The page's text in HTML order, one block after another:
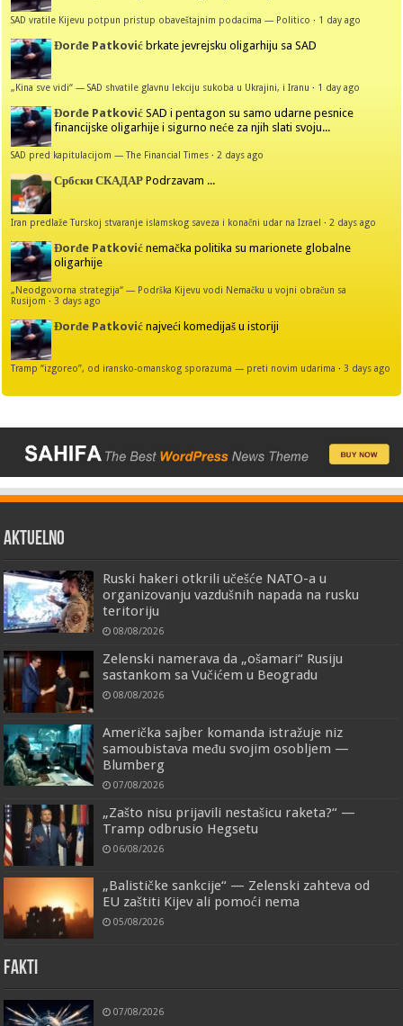
SAD vratile Kijevu potpun pristup obaveštajnim podacima — Politico · 1 day ago
Đorđe Patković brkate jevrejsku oligarhiju sa SAD
„Kina sve vidi“ — SAD shvatile glavnu lekciju sukoba u Ukrajini, i Iranu · 1 day ago
Đorđe Patković SAD i pentagon su samo udarne pesnice
financijske oligarhije i sigurno neće za njih slati svoju...
SAD pred kapitulacijom — The Financial Times · 2 days ago
Србски СКАДАР Podrzavam ...
Iran predlaže Turskoj stvaranje islamskog saveza i konačni udar na Izrael · 2 days ago
Đorđe Patković nemačka politika su marionete globalne
oligarhije
„Neodgovorna strategija“ — Podrška Kijevu vodi Nemačku u vojni obračun sa
Rusijom ·3 days ago
Đorđe Patković najveći komedijaš u istoriji
Tramp “izgoreo”, od iransko-omanskog sporazuma — preti novim udarima ·3 days ago
AKTUELNO
Ruski hakeri otkrili učešće NATO-a u
organizovanju vazdušnih napada na rusku
teritoriju
08/08/2026
Zelenski namerava da „ošamari“ Rusiju
sastankom sa Vučićem u Beogradu
08/08/2026
Američka sajber komanda istražuje niz
samoubistava među svojim osobljem —
Blumberg
07/08/2026
„Zašto nisu prijavili nestašicu raketa?“ —
Tramp odbrusio Hegsetu
06/08/2026
„Balističke sankcije“ — Zelenski zahteva od
EU zaštiti Kijev ali pomoći nema
05/08/2026
FAKTI
07/08/2026